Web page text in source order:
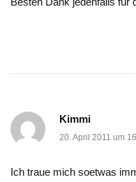
Kimmi
20. April 2011 um
Ich traue mich soetwas